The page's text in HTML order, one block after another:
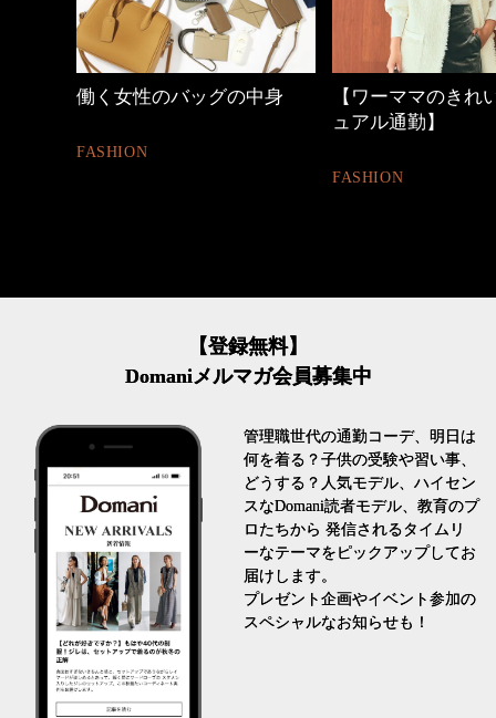
【ワーママのきれいめカジ
優木まおみさん「
割。」
LIFESTYLE
【登録無料】
Domaniメルマガ会員募集中
管理職世代の通勤コーデ、明日は
何を着る？子供の受験や習い事、
どうする？人気モデル、ハイセン
スなDomani読者モデル、教育のプ
ロたちから 発信されるタイムリ
ーなテーマをピックアップしてお
届けします。
プレゼント企画やイベント参加の
スペシャルなお知らせも！